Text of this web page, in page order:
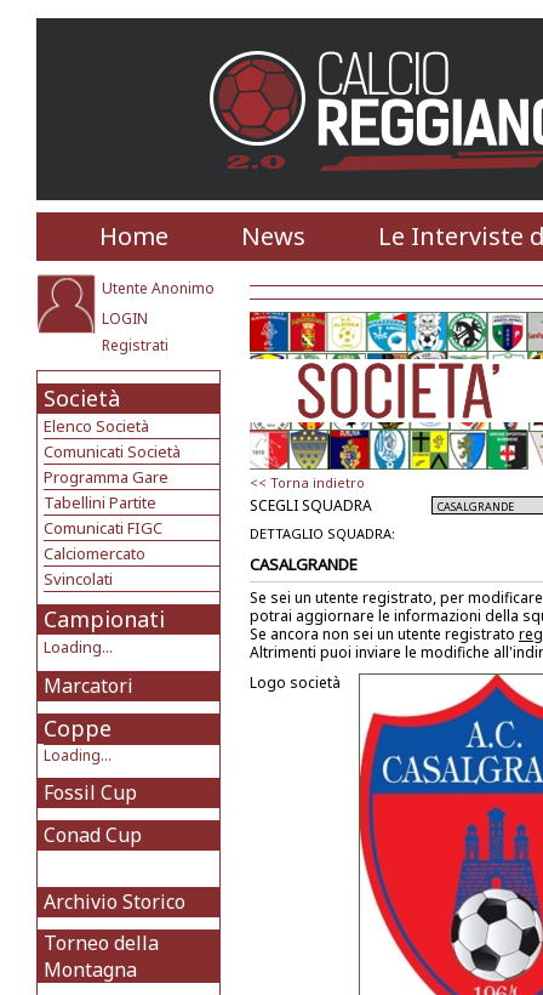
Home News Le Interviste
Utente Anonimo
LOGIN
Registrati
Società
Elenco Società
Comunicati Società
Programma Gare
Tabellini Partite
Comunicati FIGC
Calciomercato
Svincolati
Campionati
Loading...
Marcatori
Coppe
Loading...
Fossil Cup
Conad Cup
Archivio Storico
Torneo della
Montagna
<< Torna indietro
SCEGLI SQUADRA
DETTAGLIO SQUADRA:
CASALGRANDE
Se sei un utente registrato, per
potrai aggiornare le informazioni della
Se ancora non sei un utente registrato
Altrimenti puoi inviare le modifiche
Logo società